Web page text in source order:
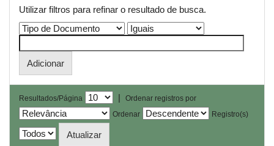
Utilizar filtros para refinar o resultado de busca.
Resultados/Página |
Ordenar registros por
Ordenar
Registro(s)